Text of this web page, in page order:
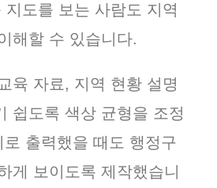
도를 보는 사람도 지역
해할 수 있습니다.
육 자료, 지역 현황 설명
쉽도록 색상 균형을 조정
출력했을 때도 행정구
게 보이도록 제작했습니